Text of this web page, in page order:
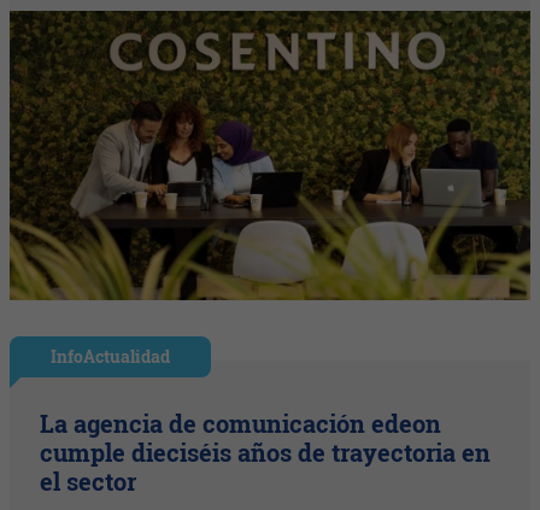
InfoActualidad
La agencia de comunicación edeon
cumple dieciséis años de trayectoria en
el sector